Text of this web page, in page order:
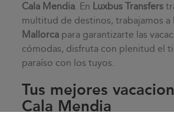
Cala Mendia. En Luxbus Transfers
multitud de destinos, trabajamos
Mallorca para garantizarte las
cómodas, disfruta con plenitud el
paraíso con los tuyos.
Tus mejores
Cala Mendia